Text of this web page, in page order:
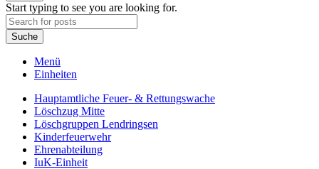
Start typing to see you are looking for.
Suche
Menü
Einheiten
Hauptamtliche Feuer- & Rettungswache
Löschzug Mitte
Löschgruppen Lendringsen
Kinderfeuerwehr
Ehrenabteilung
IuK-Einheit